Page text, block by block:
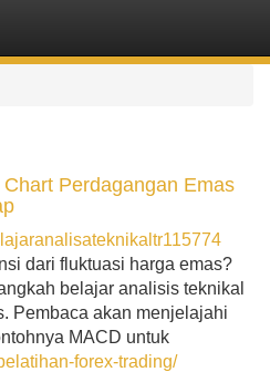
Perdagangan Emas
dari fluktuasi harga emas?
belajar analisis teknikal
Pembaca akan menjelajahi
MACD untuk
forex-trading/